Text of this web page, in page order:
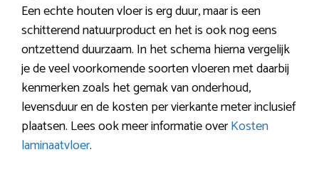
Een echte houten vloer is erg duur, maar is een
schitterend natuurproduct en het is ook nog eens
ontzettend duurzaam. In het schema hierna vergelijk
je de veel voorkomende soorten vloeren met daarbij
kenmerken zoals het gemak van onderhoud,
levensduur en de kosten per vierkante meter inclusief
plaatsen. Lees ook meer informatie overKosten
laminaatvloer.